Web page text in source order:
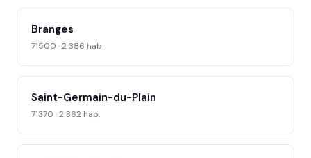
Branges
71500 · 2 386 hab.
Saint-Germain-du-Plain
71370 · 2 362 hab.